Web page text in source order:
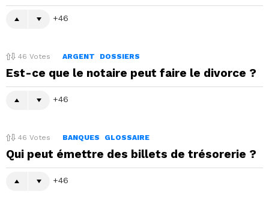
46
46 Votes ARGENT DOSSIERS
Est-ce que le notaire peut faire le divorce ?
46
46 Votes BANQUES GLOSSAIRE
Qui peut émettre des billets de trésorerie ?
46